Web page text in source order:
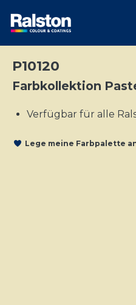
P10120
Farbkollektion
Verfügbar für alle
Lege meine Farbpalette